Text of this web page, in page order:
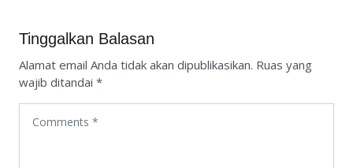
Tinggalkan Balasan
Alamat email Anda tidak akan dipublikasikan. Ruas yang
wajib ditandai *